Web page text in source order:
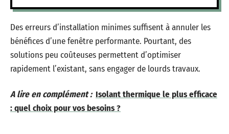
Des erreurs d’installation minimes suffisent à annuler les
bénéfices d’une fenêtre performante. Pourtant, des
solutions peu coûteuses permettent d’optimiser
rapidement l’existant, sans engager de lourds travaux.
A lire en complément : Isolant thermique le plus efficace
: quel choix pour vos besoins ?